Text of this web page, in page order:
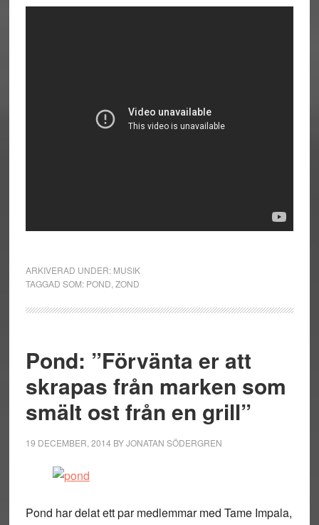
ARKIVERAD UNDER: MUSIK
TAGGAD SOM: POND ZOND
Pond: ”Förvänta er att
skrapas från marken som
smält ost från en grill”
19 DECEMBER, 2014 BYJONATAN SÖDERGREN
Pond har delat ett par medlemmar med Tame Impala,